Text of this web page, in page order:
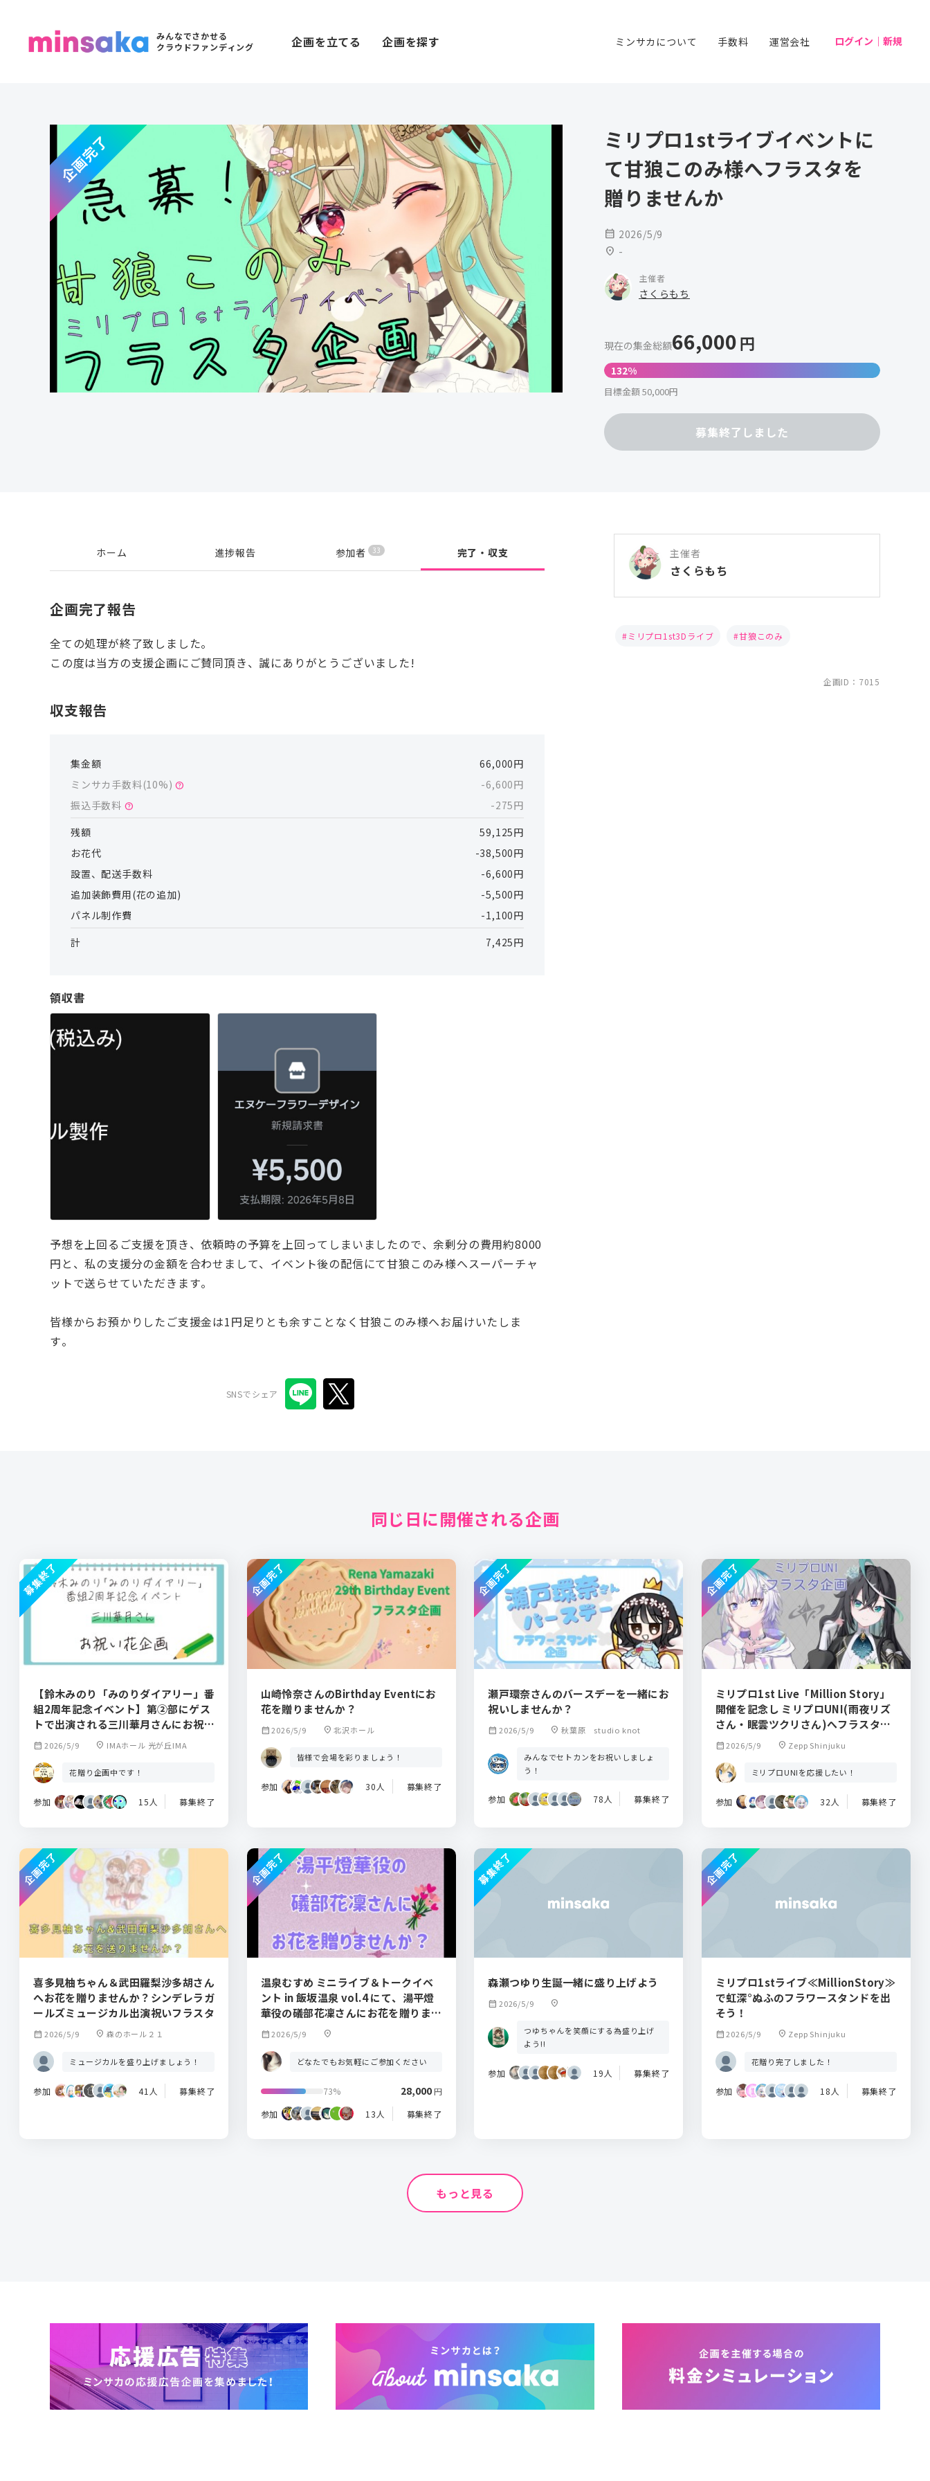
みんなでさかせる
クラウドファンディング
企画を立てる 企画を探す ミンサカについて 手数料 運営会社 ログイン｜新規
企画完了
ミリプロ1stライブイベントに
て甘狼このみ様へフラスタを
贈りませんか
calendar_month 2026/5/9
location_on -
主催者
さくらもち
現在の集金総額66,000円
132%
目標金額 50,000円
募集終了しました
ホーム 進捗報告 参加者 33 完了・収支
企画完了報告
全ての処理が終了致しました。
この度は当方の支援企画にご賛同頂き、誠にありがとうございました!
収支報告
集金額
66,000円
ミンサカ手数料(10%)help
-6,600円
振込手数料 help
-275円
残額
59,125円
お花代
-38,500円
設置、配送手数料
-6,600円
追加装飾費用(花の追加)
-5,500円
パネル制作費
-1,100円
計
7,425円
領収書
予想を上回るご支援を頂き、依頼時の予算を上回ってしまいましたので、余剰分の費用約8000
円と、私の支援分の金額を合わせまして、イベント後の配信にて甘狼このみ様へスーパーチャ
ットで送らせていただきます。
皆様からお預かりしたご支援金は1円足りとも余すことなく甘狼このみ様へお届けいたしま
す。
SNSでシェア
主催者
さくらもち
ミリプロ1st3Dライブ 甘狼このみ
企画ID：7015
同じ日に開催される企画
【鈴木みのり「みのりダイアリー」番
組2周年記念イベント】第②部にゲス
トで出演される三川華月さんにお祝い
花をお贈りしませんか？
calendar_month 2026/5/9 location_on IMAホール 光が丘IMA
花贈り企画中です！
参加 15人 募集終了
募集終了
山崎怜奈さんのBirthday Eventにお
花を贈りませんか？
calendar_month2026/5/9 location_on 北沢ホール
皆様で会場を彩りましょう！
参加 30人 募集終了
企画完了
瀬戸環奈さんのバースデーを一緒にお
祝いしませんか？
calendar_month 2026/5/9 location_on 秋葉原 studio knot
みんなでセトカンをお祝いしましょ
う！
参加 78人 募集終了
企画完了
ミリプロ1st Live「Million Story」
開催を記念し ミリプロUNI(雨夜リズ
さん・眠雲ツクリさん)へフラスタを
贈りませんか？
calendar_month2026/5/9 location_on Zepp Shinjuku
ミリプロUNIを応援したい！
参加 32人 募集終了
企画完了
喜多見柚ちゃん＆武田羅梨沙多胡さん
へお花を贈りませんか？シンデレラガ
ールズミュージカル出演祝いフラスタ
calendar_month 2026/5/9 location_on 森のホール２１
ミュージカルを盛り上げましょう！
参加 41人 募集終了
企画完了
温泉むすめ ミニライブ＆トークイベ
ント in 飯坂温泉 vol.4 にて、湯平燈
華役の礒部花凜さんにお花を贈りませ
んか？
calendar_month2026/5/9 location_on
どなたでもお気軽にご参加ください
73% 28,000円
参加
13人 募集終了
企画完了
森瀬つゆり生誕一緒に盛り上げよう
calendar_month 2026/5/9 location_on
つゆちゃんを笑顔にする為盛り上げ
よう!!
参加 19人 募集終了
募集終了
ミリプロ1stライブ≪MillionStory≫
で虹深°ぬふのフラワースタンドを出
そう！
calendar_month2026/5/9 location_on Zepp Shinjuku
花贈り完了しました！
参加 18人 募集終了
企画完了
もっと見る